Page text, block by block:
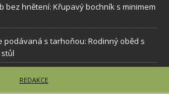
bez hnětení: Křupavý bochník s minimem
podávaná s tarhoňou: Rodinný oběd s
REDAKCE